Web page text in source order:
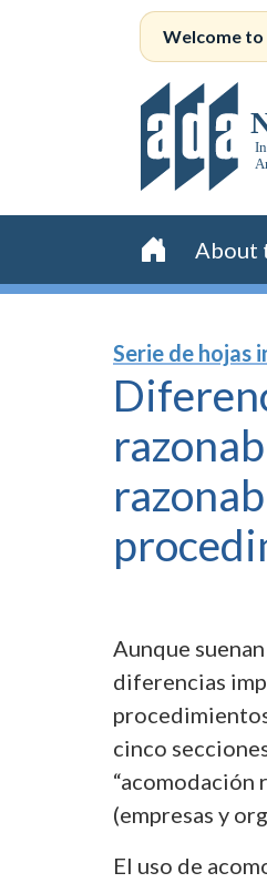
Welcome to
Home
About
Serie de hojas
Aunque
diferencias
cinco
“acomodación
(empresas y
El uso de